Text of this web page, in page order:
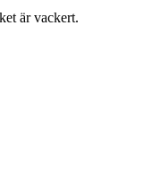
är vackert.